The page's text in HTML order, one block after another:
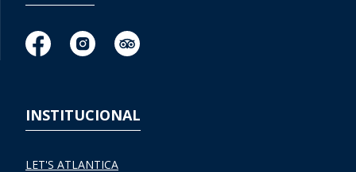
INSTITUCIONAL
LET'S ATLANTICA